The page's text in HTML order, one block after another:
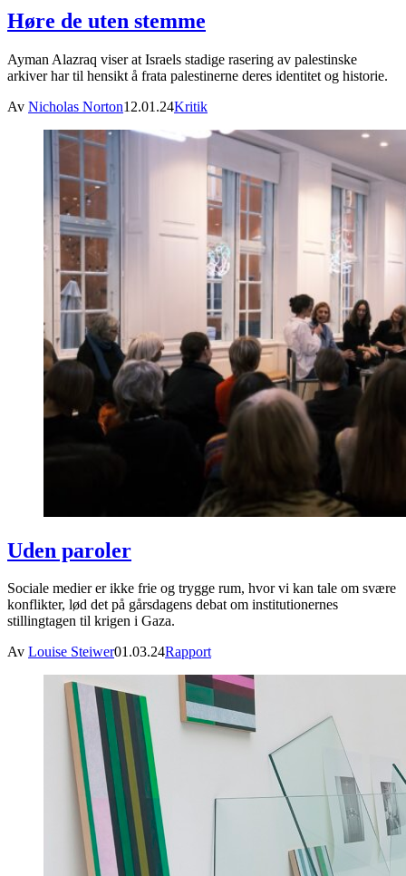
Høre de uten stemme
Ayman Alazraq viser at Israels stadige rasering av palestinske
arkiver har til hensikt å frata palestinerne deres identitet og historie.
Av Nicholas Norton12.01.24Kritik
Uden paroler
Sociale medier er ikke frie og trygge rum, hvor vi kan tale om svære
konflikter, lød det på gårsdagens debat om institutionernes
stillingtagen til krigen i Gaza.
Av Louise Steiwer01.03.24Rapport